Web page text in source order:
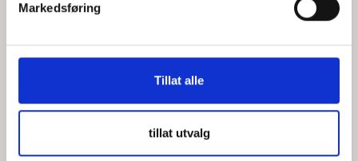
Markedsføring
Tillat alle
tillat utvalg
Mobil:+47 91 69 48 51